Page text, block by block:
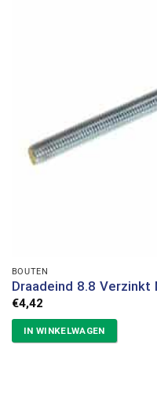
BOUTEN
Draadeind 8.8 Verzinkt
€4,42
IN WINKELWAGEN